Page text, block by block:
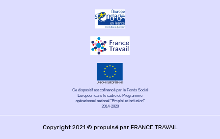
Ce dispositif est cofinancé par le Fonds Social
Européen dans le cadre du Programme
opérationnel national "Emploi et inclusion"
2014-2020
Copyright 2021 © propulsé par FRANCE TRAVAIL